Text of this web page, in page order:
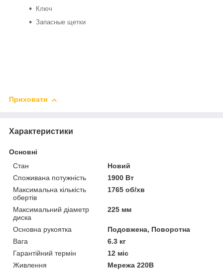
Ключ
Запасные щетки
Приховати
Характеристики
Основні
Стан
Новий
Споживана потужність
1900 Вт
Максимальна кількість
обертів
1765 об/хв
Максимальний діаметр
диска
225 мм
Основна рукоятка
Подовжена, Поворотна
Вага
6.3 кг
Гарантійний термін
12 міс
Живлення
Мережа 220В